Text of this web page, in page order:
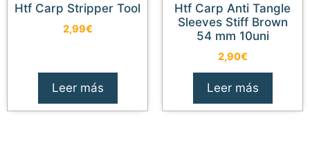
Htf Carp Stripper Tool
2,99€
Leer más
Htf Carp Anti Tangle
Sleeves Stiff Brown
54 mm 10uni
2,90€
Leer más